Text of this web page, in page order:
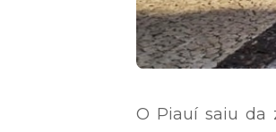
O Piauí saiu da